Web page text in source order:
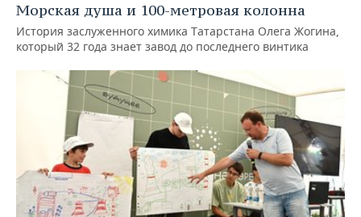
Морская душа и 100-метровая колонна
История заслуженного химика Татарстана Олега Жогина,
который 32 года знает завод до последнего винтика